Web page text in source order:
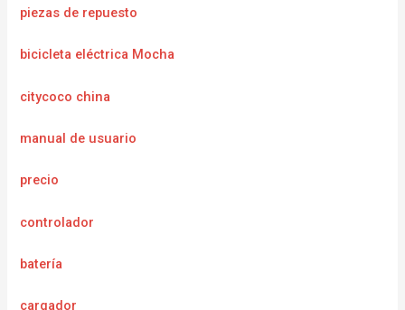
piezas de repuesto
bicicleta eléctrica Mocha
citycoco china
manual de usuario
precio
controlador
batería
cargador